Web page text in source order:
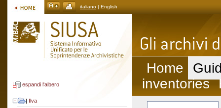
italiano | English
espandi l'albero
| Ilva
Home
inventories